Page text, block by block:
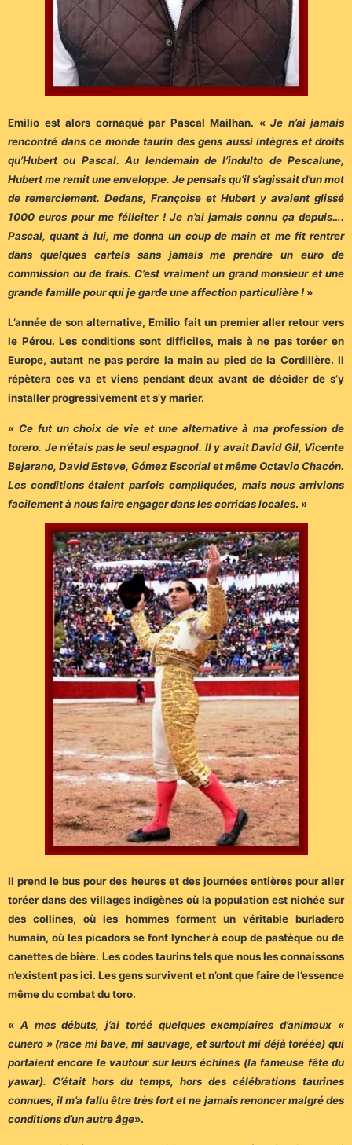
Emilio est alors cornaqué par Pascal Mailhan. « Je n’ai jamais
rencontré dans ce monde taurin des gens aussi intègres et droits
qu’Hubert ou Pascal. Au lendemain de l’indulto de Pescalune,
Hubert me remit une enveloppe. Je pensais qu’il s’agissait d’un mot
de remerciement. Dedans, Françoise et Hubert y avaient glissé
1000 euros pour me féliciter ! Je n’ai jamais connu ça depuis….
Pascal, quant à lui, me donna un coup de main et me fit rentrer
dans quelques cartels sans jamais me prendre un euro de
commission ou de frais. C’est vraiment un grand monsieur et une
grande famille pour qui je garde une affection particulière ! »
L’année de son alternative, Emilio fait un premier aller retour vers
le Pérou. Les conditions sont difficiles, mais à ne pas toréer en
Europe, autant ne pas perdre la main au pied de la Cordillère. Il
répètera ces va et viens pendant deux avant de décider de s’y
installer progressivement et s’y marier.
« Ce fut un choix de vie et une alternative à ma profession de
torero. Je n’étais pas le seul espagnol. Il y avait David Gil, Vicente
Bejarano, David Esteve, Gómez Escorial et même Octavio Chacón.
Les conditions étaient parfois compliquées, mais nous arrivions
facilement à nous faire engager dans les corridas locales. »
Il prend le bus pour des heures et des journées entières pour aller
toréer dans des villages indigènes où la population est nichée sur
des collines, où les hommes forment un véritable burladero
humain, où les picadors se font lyncher à coup de pastèque ou de
canettes de bière. Les codes taurins tels que nous les connaissons
n’existent pas ici. Les gens survivent et n’ont que faire de l’essence
même du combat du toro.
« A mes débuts, j’ai toréé quelques exemplaires d’animaux «
cunero » (race mi bave, mi sauvage, et surtout mi déjà toréée) qui
portaient encore le vautour sur leurs échines (la fameuse fête du
yawar). C’était hors du temps, hors des célébrations taurines
connues, il m’a fallu être très fort et ne jamais renoncer malgré des
conditions d’un autre âge».